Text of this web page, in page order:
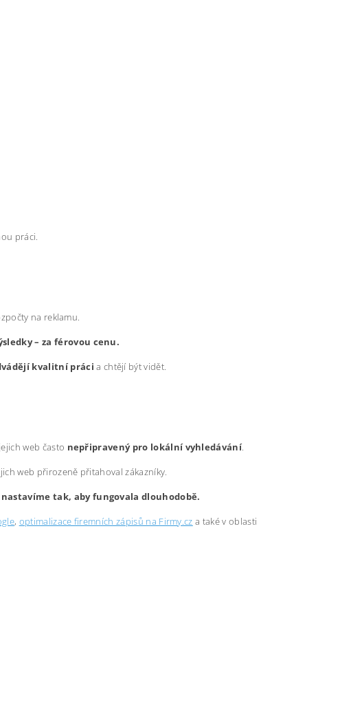
práci.
na reklamu.
– za férovou cenu.
kvalitní práci a chtějí být vidět.
web často nepřipravený pro lokální vyhledávání.
web přirozeně přitahoval zákazníky.
tak, aby fungovala dlouhodobě.
, optimalizace firemních zápisů na Firmy.cz a také v oblasti